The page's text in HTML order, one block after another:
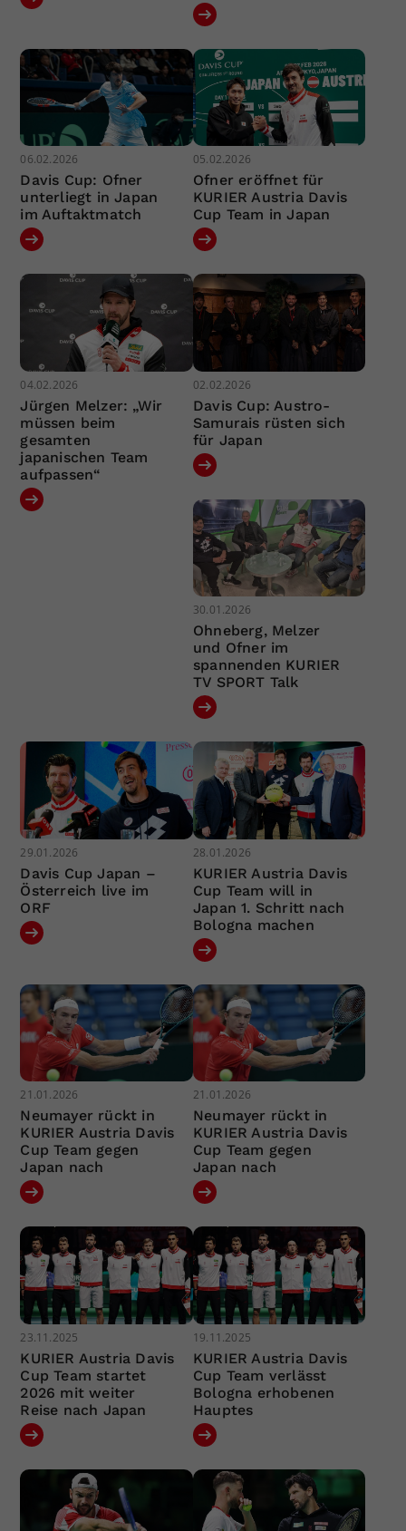
06.02.2026
Davis Cup: Ofner
unterliegt in Japan
im Auftaktmatch
05.02.2026
Ofner eröffnet für
KURIER Austria Davis
Cup Team in Japan
04.02.2026
Jürgen Melzer: „Wir
müssen beim
gesamten
japanischen Team
aufpassen“
02.02.2026
Davis Cup: Austro-
Samurais rüsten sich
für Japan
30.01.2026
Ohneberg, Melzer
und Ofner im
spannenden KURIER
TV SPORT Talk
29.01.2026
Davis Cup Japan –
Österreich live im
ORF
28.01.2026
KURIER Austria Davis
Cup Team will in
Japan 1. Schritt nach
Bologna machen
21.01.2026
Neumayer rückt in
KURIER Austria Davis
Cup Team gegen
Japan nach
21.01.2026
Neumayer rückt in
KURIER Austria Davis
Cup Team gegen
Japan nach
23.11.2025
KURIER Austria Davis
Cup Team startet
2026 mit weiter
Reise nach Japan
19.11.2025
KURIER Austria Davis
Cup Team verlässt
Bologna erhobenen
Hauptes